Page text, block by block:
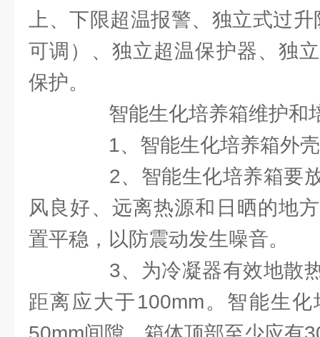
上、下限超温报警、独立式过
可调）、独立超温保护器、独
保护。
智能生化培养箱维护和
1、智能生化培养箱外壳
2、智能生化培养箱要放
风良好、远离热源和日晒的地
置平稳，以防震动发生噪音。
3、为冷凝器有效地散热
距离应大于100mm。智能生